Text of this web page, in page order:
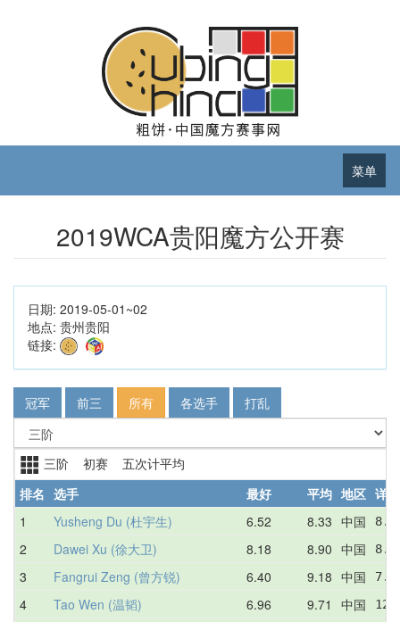
菜单
2019WCA贵阳魔方公开赛
日期: 2019-05-01~02
地点: 贵州贵阳
链接:
冠军 前三 所有 各选手 打乱
三阶 初赛 五次计平均
排名 选手 最好 平均 地区 详情
1
Yusheng Du (杜宇生) 6.52 8.33 中国
2 Dawei Xu (徐大卫) 8.18 8.90 中国
3 Fangrui Zeng (曾方锐) 6.40 9.18 中国
4 Tao Wen (温韬) 6.96 9.71 中国